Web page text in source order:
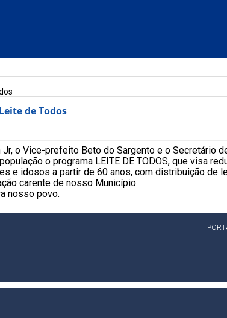
de Todos
o Vice-prefeito Beto do Sargento e o Secretário
o programa LEITE DE TODOS, que visa
e idosos a partir de 60 anos, com distribuição
carente de nosso Município.
nosso povo.